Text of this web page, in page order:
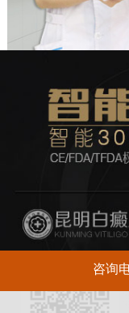
咨询